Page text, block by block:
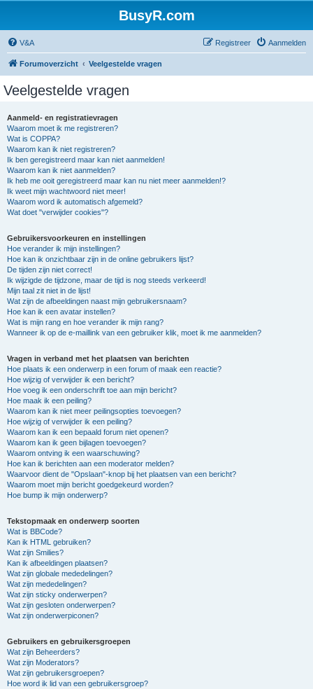
BusyR.com
V&A Aanmelden
Registreer
Forumoverzicht Veelgestelde vragen
Veelgestelde vragen
Aanmeld- en registratievragen
Waarom moet ik me registreren?
Wat is COPPA?
Waarom kan ik niet registreren?
Ik ben geregistreerd maar kan niet aanmelden!
Waarom kan ik niet aanmelden?
Ik heb me ooit geregistreerd maar kan nu niet meer aanmelden!?
Ik weet mijn wachtwoord niet meer!
Waarom word ik automatisch afgemeld?
Wat doet "verwijder cookies"?
Gebruikersvoorkeuren en instellingen
Hoe verander ik mijn instellingen?
Hoe kan ik onzichtbaar zijn in de online gebruikers lijst?
De tijden zijn niet correct!
Ik wijzigde de tijdzone, maar de tijd is nog steeds verkeerd!
Mijn taal zit niet in de lijst!
Wat zijn de afbeeldingen naast mijn gebruikersnaam?
Hoe kan ik een avatar instellen?
Wat is mijn rang en hoe verander ik mijn rang?
Wanneer ik op de e-maillink van een gebruiker klik, moet ik me aanmelden?
Vragen in verband met het plaatsen van berichten
Hoe plaats ik een onderwerp in een forum of maak een reactie?
Hoe wijzig of verwijder ik een bericht?
Hoe voeg ik een onderschrift toe aan mijn bericht?
Hoe maak ik een peiling?
Waarom kan ik niet meer peilingsopties toevoegen?
Hoe wijzig of verwijder ik een peiling?
Waarom kan ik een bepaald forum niet openen?
Waarom kan ik geen bijlagen toevoegen?
Waarom ontving ik een waarschuwing?
Hoe kan ik berichten aan een moderator melden?
Waarvoor dient de "Opslaan"-knop bij het plaatsen van een bericht?
Waarom moet mijn bericht goedgekeurd worden?
Hoe bump ik mijn onderwerp?
Tekstopmaak en onderwerp soorten
Wat is BBCode?
Kan ik HTML gebruiken?
Wat zijn Smilies?
Kan ik afbeeldingen plaatsen?
Wat zijn globale mededelingen?
Wat zijn mededelingen?
Wat zijn sticky onderwerpen?
Wat zijn gesloten onderwerpen?
Wat zijn onderwerpiconen?
Gebruikers en gebruikersgroepen
Wat zijn Beheerders?
Wat zijn Moderators?
Wat zijn gebruikersgroepen?
Hoe word ik lid van een gebruikersgroep?